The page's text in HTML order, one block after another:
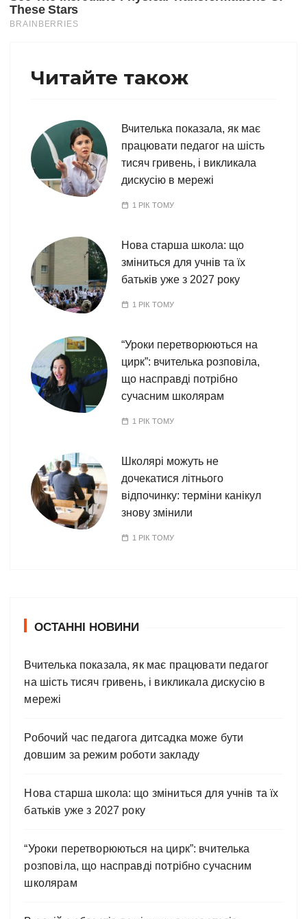
Читайте також
Вчителька показала, як має
працювати педагог на шість
тисяч гривень, і викликала
дискусію в мережі
1 РІК ТОМУ
Нова старша школа: що
зміниться для учнів та їх
батьків уже з 2027 року
1 РІК ТОМУ
“Уроки перетворюються на
цирк”: вчителька розповіла,
що насправді потрібно
сучасним школярам
1 РІК ТОМУ
Школярі можуть не
дочекатися літнього
відпочинку: терміни канікул
знову змінили
1 РІК ТОМУ
ОСТАННІ НОВИНИ
Вчителька показала, як має працювати педагог
на шість тисяч гривень, і викликала дискусію в
мережі
Робочий час педагога дитсадка може бути
довшим за режим роботи закладу
Нова старша школа: що зміниться для учнів та їх
батьків уже з 2027 року
“Уроки перетворюються на цирк”: вчителька
розповіла, що насправді потрібно сучасним
школярам